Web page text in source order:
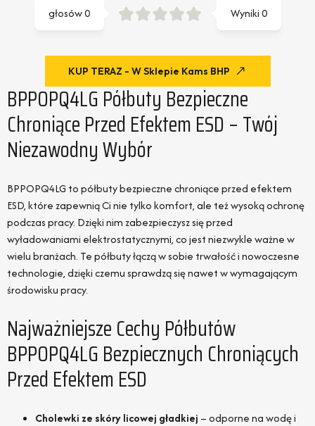
Wyniki0
głosów0
KUP TERAZ - W Sklepie Kams BHP
BPPOPQ4LG Półbuty Bezpieczne
Chroniące Przed Efektem ESD – Twój
Niezawodny Wybór
BPPOPQ4LG to półbuty bezpieczne chroniące przed efektem
ESD, które zapewnią Ci nie tylko komfort, ale też wysoką ochronę
podczas pracy. Dzięki nim zabezpieczysz się przed
wyładowaniami elektrostatycznymi, co jest niezwykle ważne w
wielu branżach. Te półbuty łączą w sobie trwałość i nowoczesne
technologie, dzięki czemu sprawdzą się nawet w wymagającym
środowisku pracy.
Najważniejsze Cechy Półbutów
BPPOPQ4LG Bezpiecznych Chroniących
Przed Efektem ESD
Cholewki ze skóry licowej gładkiej – odporne na wodę i